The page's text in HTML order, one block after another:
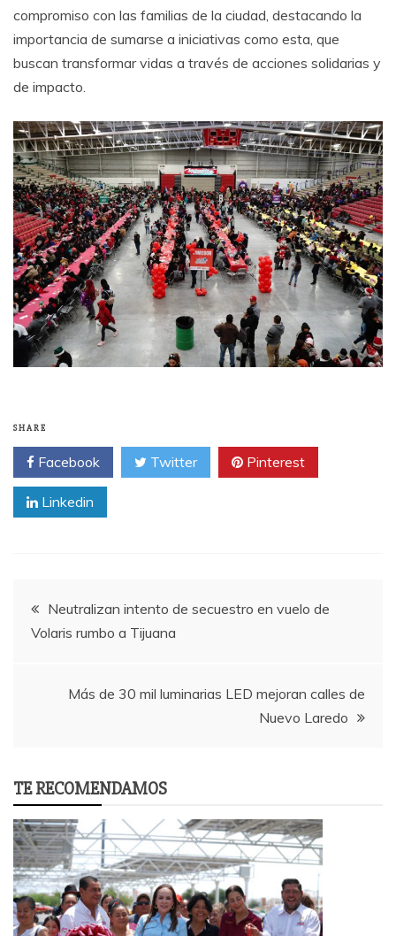
compromiso con las familias de la ciudad, destacando la
importancia de sumarse a iniciativas como esta, que
buscan transformar vidas a través de acciones solidarias y
de impacto.
SHARE
Facebook Twitter Pinterest
Linkedin
PostNeutralizan intento de secuestro en vuelo de
Volaris rumbo a Tijuana
Más de 30 mil luminarias LED mejoran calles de
Nuevo Laredo
TE RECOMENDAMOS